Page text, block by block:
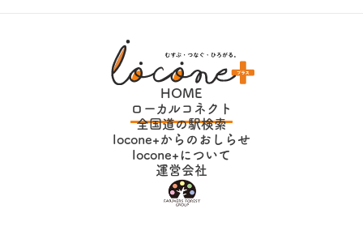
HOME
ローカルコネクト
全国道の駅検索
locone+からのおしらせ
locone+について
運営会社